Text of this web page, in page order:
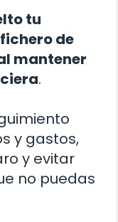
tu
de
mantener
.
y gastos,
y evitar
no puedas